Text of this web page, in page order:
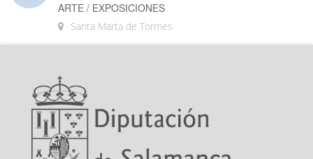
ARTE / EXPOSICIONES
Santa Marta de Tormes